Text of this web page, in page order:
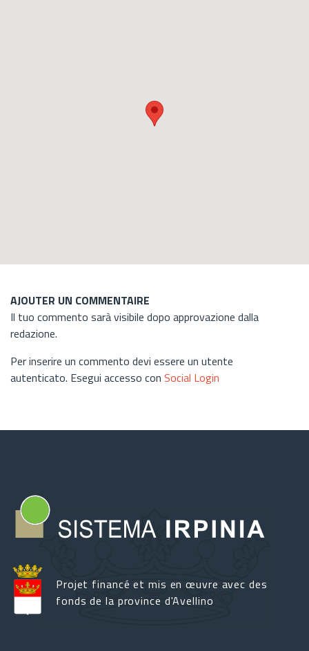
AJOUTER UN COMMENTAIRE
Il tuo commento sarà visibile dopo approvazione dalla
redazione.
Per inserire un commento devi essere un utente
autenticato. Esegui accesso con Social Login
Projet financé et mis en œuvre avec des
fonds de la province d'Avellino